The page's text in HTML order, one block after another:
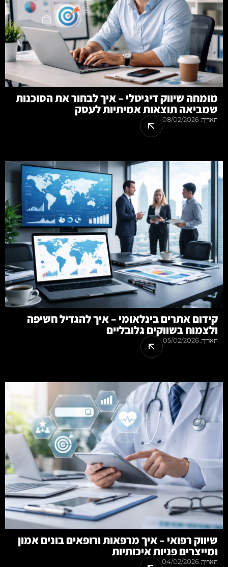
מומחה שיווק דיגיטלי – איך לבחור את הסוכנות
שמביאה תוצאות אמיתיות לעסק
תאריך:08/02/2026
קידום אתרים בינלאומי – איך להגדיל חשיפה
ולצמוח בשווקים גלובליים
תאריך:05/02/2026
שיווק רפואי – איך מרפאות ורופאים בונים אמון
ומייצרים פניות איכותיות
תאריך:04/02/2026